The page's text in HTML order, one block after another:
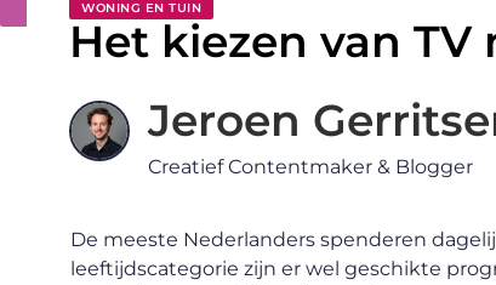
WONING EN TUIN
Het kiezen van TV
Jeroen
Creatief Contentmaker & Blogger
De meeste Nederlanders spenderen
leeftijdscategorie zijn er wel geschikte